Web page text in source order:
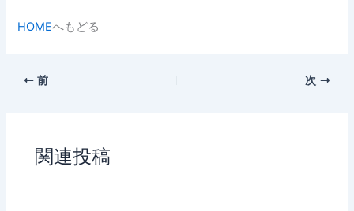
HOMEへもどる
前 次
関連投稿